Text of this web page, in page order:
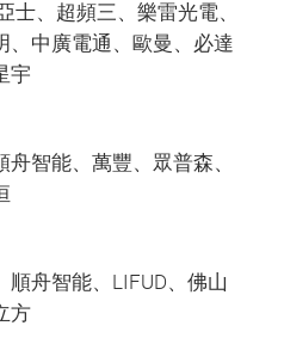
士、超頻三、樂雷光電、
、中廣電通、歐曼、必達
宇
智能、萬豐、眾普森、
順舟智能、LIFUD、佛山
方